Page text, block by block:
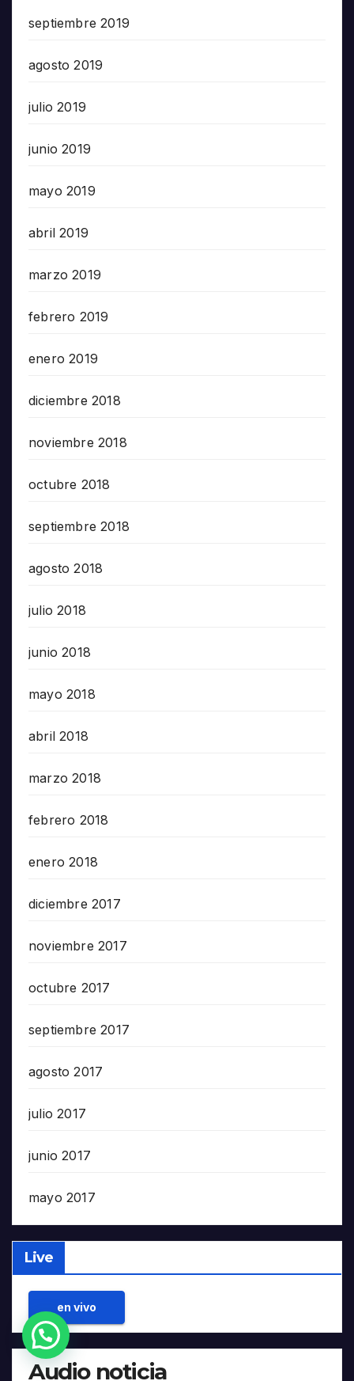
septiembre 2019
agosto 2019
julio 2019
junio 2019
mayo 2019
abril 2019
marzo 2019
febrero 2019
enero 2019
diciembre 2018
noviembre 2018
octubre 2018
septiembre 2018
agosto 2018
julio 2018
junio 2018
mayo 2018
abril 2018
marzo 2018
febrero 2018
enero 2018
diciembre 2017
noviembre 2017
octubre 2017
septiembre 2017
agosto 2017
julio 2017
junio 2017
mayo 2017
Live
en vivo
Audio noticia
¿Necesitas Ayuda?